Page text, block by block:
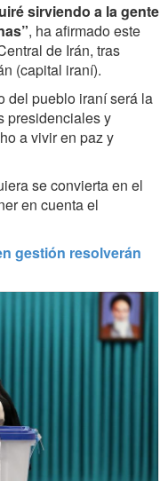
sirviendo a la gente
, ha afirmado este
de Irán, tras
(capital iraní).
del pueblo iraní será la
presidenciales y
a vivir en paz y
se convierta en el
en cuenta el
gestión resolverán